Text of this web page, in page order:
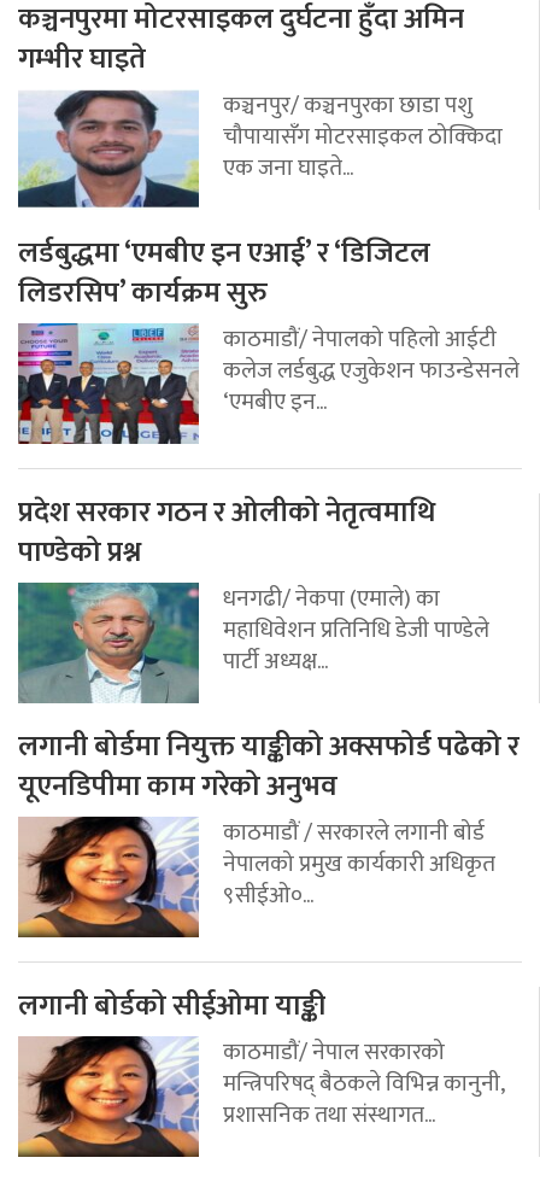
कञ्चनपुरमा मोटरसाइकल दुर्घटना हुँदा अमिन
गम्भीर घाइते
कञ्चनपुर/ कञ्चनपुरका छाडा पशु
चौपायासँग मोटरसाइकल ठोक्किदा
एक जना घाइते...
लर्डबुद्धमा ‘एमबीए इन एआई’ र ‘डिजिटल
लिडरसिप’ कार्यक्रम सुरु
काठमाडौं/ नेपालको पहिलो आईटी
कलेज लर्डबुद्ध एजुकेशन फाउन्डेसनले
‘एमबीए इन...
प्रदेश सरकार गठन र ओलीको नेतृत्वमाथि
पाण्डेको प्रश्न
धनगढी/ नेकपा (एमाले) का
महाधिवेशन प्रतिनिधि डेजी पाण्डेले
पार्टी अध्यक्ष...
लगानी बोर्डमा नियुक्त याङ्कीको अक्सफोर्ड पढेको र
यूएनडिपीमा काम गरेको अनुभव
काठमाडौं / सरकारले लगानी बोर्ड
नेपालको प्रमुख कार्यकारी अधिकृत
९सीईओ०...
लगानी बोर्डको सीईओमा याङ्की
काठमाडौं/ नेपाल सरकारको
मन्त्रिपरिषद् बैठकले विभिन्न कानुनी,
प्रशासनिक तथा संस्थागत...